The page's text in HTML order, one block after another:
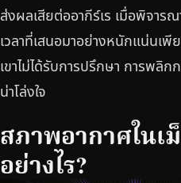
ส่งผลเสียต่ออากีร์เร เมื่อพิจาร
เวลาที่เสนอมาอย่างหนักแน่นเพีย
เขาไม่ได้รับการปรึกษา การพลิ
น่าโล่งใจ
สภาพอากาศในเ
อย่างไร?